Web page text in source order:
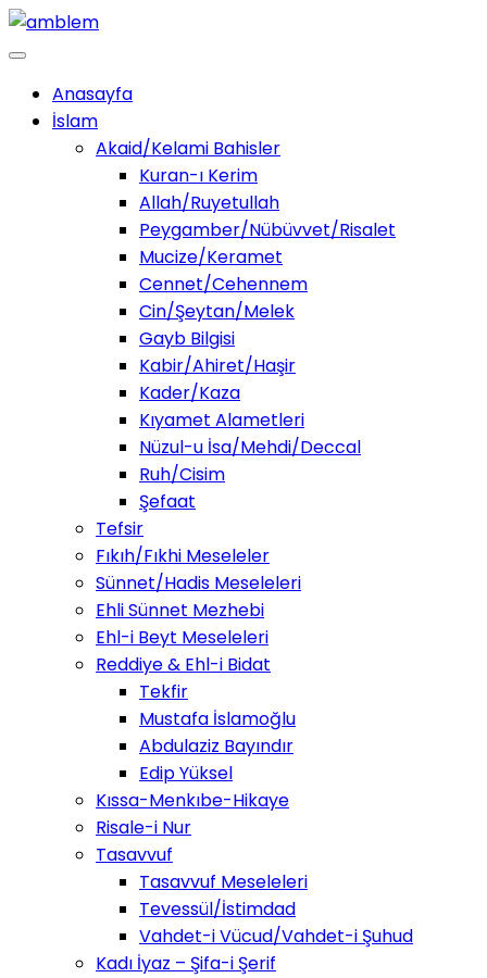
Anasayfa
İslam
Akaid/Kelami Bahisler
Kuran-ı Kerim
Allah/Ruyetullah
Peygamber/Nübüvvet/Risalet
Mucize/Keramet
Cennet/Cehennem
Cin/Şeytan/Melek
Gayb Bilgisi
Kabir/Ahiret/Haşir
Kader/Kaza
Kıyamet Alametleri
Nüzul-u İsa/Mehdi/Deccal
Ruh/Cisim
Şefaat
Tefsir
Fıkıh/Fıkhi Meseleler
Sünnet/Hadis Meseleleri
Ehli Sünnet Mezhebi
Ehl-i Beyt Meseleleri
Reddiye & Ehl-i Bidat
Tekfir
Mustafa İslamoğlu
Abdulaziz Bayındır
Edip Yüksel
Kıssa-Menkıbe-Hikaye
Risale-i Nur
Tasavvuf
Tasavvuf Meseleleri
Tevessül/İstimdad
Vahdet-i Vücud/Vahdet-i Şuhud
Kadı İyaz – Şifa-i Şerif